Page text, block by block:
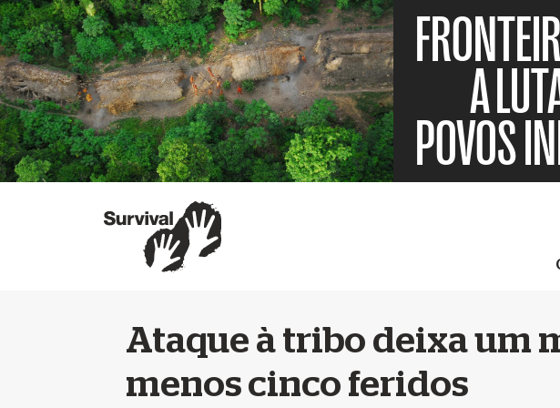
A
POVOS
Ataque à tribo deixa um
menos cinco feridos